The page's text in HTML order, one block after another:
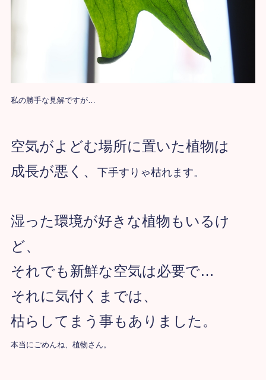
私の勝手な見解ですが…
空気がよどむ場所に置いた植物は
成長が悪く、
下手すりゃ枯れます。
湿った環境が好きな植物もいるけ
ど、
それでも新鮮な空気は必要で…
それに気付くまでは、
枯らしてまう事もありました。
本当にごめんね、植物さん。